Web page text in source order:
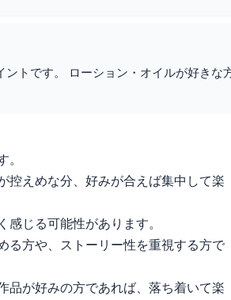
トです。 ローション・オイルが好きな
控えめな分、好みが合えば集中して楽
じる可能性があります。
る方や、ストーリー性を重視する方で
品が好みの方であれば、落ち着いて楽